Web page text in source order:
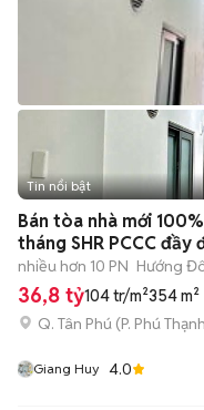
Tin nổi bật
Bán tòa nhà mới 100% 62 phòng doanh thu 280tr/
tháng SHR PCCC đầy
nhiều hơn 10 PN Hướng
36,8 tỷ104 tr/m²354 m²
Q. Tân Phú (P. Phú Thạnh
Giang Huy 4.0